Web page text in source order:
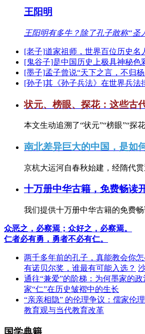
王阳明
王阳明有多牛？除了孔子敢称“圣
[老子]道家祖师，世界百位历史名
[鬼谷子]是中国历史上极具神秘色
[墨子]孟子曾说“天下之言，不归
[孙子]其《孙子兵法》在世界兵法
状元、榜眼、探花：这些古
本文生动追溯了“状元”“榜眼”“探
南北差异巨大的中国，是如
京杭大运河自春秋始建，经隋代
十万册中华古籍，免费畅读
我们提供十万册中华古籍的免费
众恶之，必察焉；众好之，必察焉。
仁者必有勇，勇者不必有仁。
两千多年前的孔子，真能教会你怎
有诺贝尔奖，谁最有可能入选？
通往“兼爱”的阶梯：为何墨家的
家“仁”在历史皱褶中的生长
“亲亲相隐” 的伦理争议：儒家伦
教育观与当代教育改革
国学典籍